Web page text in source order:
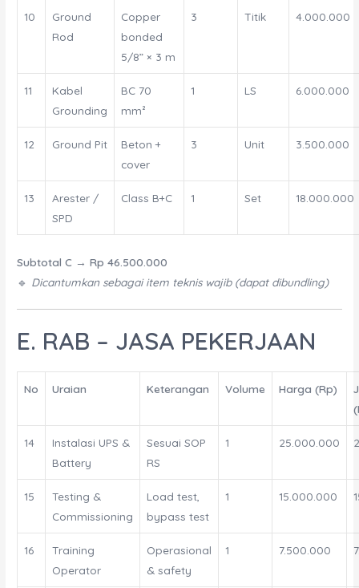
10
Ground
Rod
Copper
bonded
5/8” × 3 m
3 Titik 4.000.000
11
Kabel
Grounding
BC 70
mm²
1 LS 6.000.000
12 Ground Pit
Beton +
cover
3 Unit 3.500.000
13
Arester /
SPD
Class B+C 1 Set 18.000.000
Subtotal C →Rp 46.500.000
🔹 Dicantumkan sebagai item teknis wajib (dapat dibundling)
E. RAB – JASA PEKERJAAN
No Uraian Keterangan Volume Harga (Rp)
14
Instalasi UPS &
Battery
Sesuai SOP
RS
1 25.000.000
15
Testing &
Commissioning
Load test,
bypass test
1 15.000.000
16
Training
Operator
Operasional
& safety
1 7.500.000